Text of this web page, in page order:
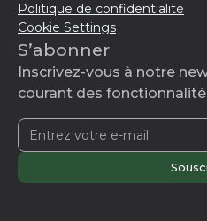
Politique de confidentialité
Cookie Settings
S’abonner
Inscrivez-vous à notre
courant des